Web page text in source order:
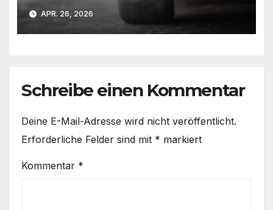
ändert
APR. 26, 2026
Schreibe einen Kommentar
Deine E-Mail-Adresse wird nicht veröffentlicht.
Erforderliche Felder sind mit * markiert
Kommentar *